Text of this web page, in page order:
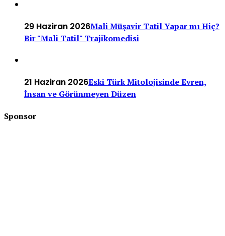
29 Haziran 2026Mali Müşavir Tatil Yapar mı Hiç?
Bir "Mali Tatil" Trajikomedisi
21 Haziran 2026Eski Türk Mitolojisinde Evren,
İnsan ve Görünmeyen Düzen
Sponsor